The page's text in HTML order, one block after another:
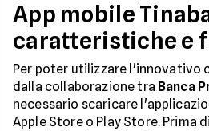
App mobile
caratteristiche e
Per poter utilizzare l'innovativo
dalla collaborazione tra Banca
necessario scaricare
Apple Store o Play Store. Prima